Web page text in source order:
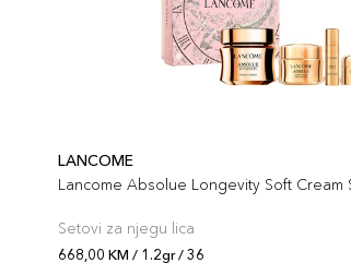
LANCOME
Lancome Absolue Longevity Soft Cream
Setovi za njegu lica
668,00 KM / 1.2gr / 36